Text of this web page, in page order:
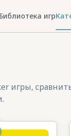
Библиотека игр
игры,